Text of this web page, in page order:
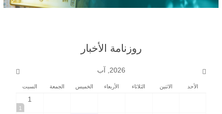
روزنامة الأخبار
2026, آب
الأحد الاثنين الثلاثاء الأربعاء الخميس الجمعة السبت
1
1